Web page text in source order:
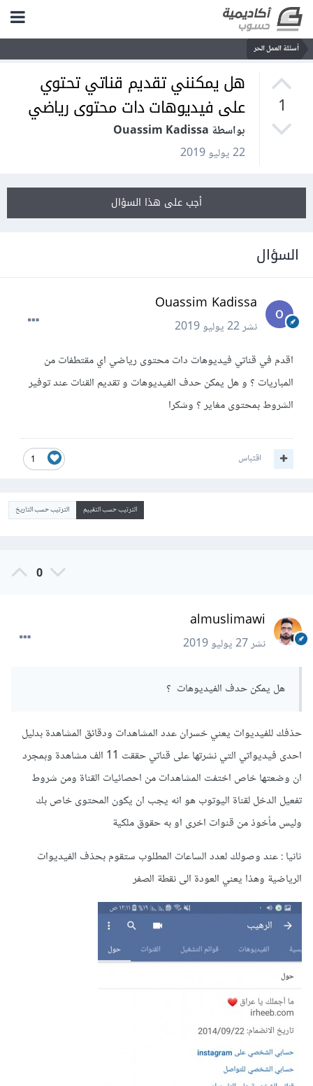
أسئلة العمل الحر
1
هل يمكنني تقديم قناتي تحتوي
على فيديوهات دات محتوى رياضي
بواسطة Ouassim Kadissa
22 يوليو 2019
أجب على هذا السؤال
السؤال
Ouassim Kadissa
نشر22 يوليو 2019
اقدم في قناتي فيديوهات دات محتوى رياضي اي مقتطفات من
المباريات ؟ و هل يمكن حدف الفيديوهات و تقديم القنات عند توفير
الشروط بمحتوى مغاير ؟ وشكرا
1 اقتباس
الترتيب حسب التقييم الترتيب حسب التاريخ
0
almuslimawi
نشر27 يوليو 2019
هل يمكن حدف الفيديوهات ؟
حذفك للفيديوات يعني خسران عدد المشاهدات ودقائق المشاهدة بدليل
احدى فيديواتي التي نشرتها على قناتي حققت 11 الف مشاهدة وبمجرد
ان وضعتها خاص اختفت المشاهدات من احصائيات القناة ومن شروط
تفعيل الدخل لقناة اليوتوب هو انه يجب ان يكون المحتوى خاص بك
وليس مأخوذ من قنوات اخرى او به حقوق ملكية
ثانيا : عند وصولك لعدد الساعات المطلوب ستقوم بحذف الفيديوات
الرياضية وهذا يعني العودة الى نقطة الصفر